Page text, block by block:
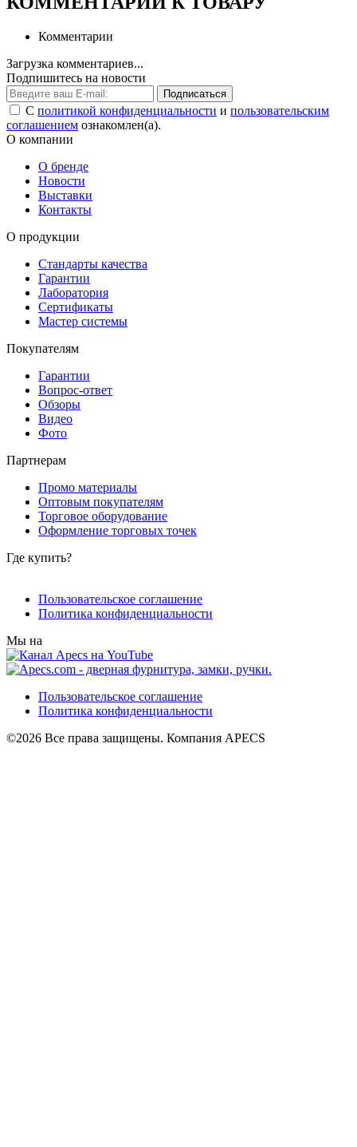
Комментарии
Загрузка комментариев...
Подпишитесь на новости
Подписаться
С политикой конфиденциальности и пользовательским
соглашением ознакомлен(а).
О компании
О бренде
Новости
Выставки
Контакты
О продукции
Стандарты качества
Гарантии
Лаборатория
Сертификаты
Мастер системы
Покупателям
Гарантии
Вопрос-ответ
Обзоры
Видео
Фото
Партнерам
Промо материалы
Оптовым покупателям
Торговое оборудование
Оформление торговых точек
Где купить?
Пользовательское соглашение
Политика конфиденциальности
Мы на
Пользовательское соглашение
Политика конфиденциальности
©2026 Все права защищены. Компания APECS